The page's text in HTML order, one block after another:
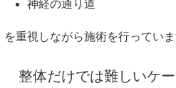
神経の通り道
を重視しながら施術を行っていま
整体だけでは難しいケ